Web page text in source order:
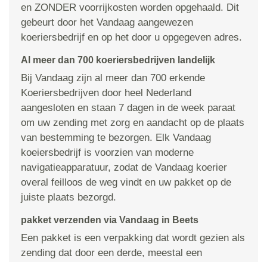
en ZONDER voorrijkosten worden opgehaald. Dit
gebeurt door het Vandaag aangewezen
koeriersbedrijf en op het door u opgegeven adres.
Al meer dan 700 koeriersbedrijven landelijk
Bij Vandaag zijn al meer dan 700 erkende
Koeriersbedrijven door heel Nederland
aangesloten en staan 7 dagen in de week paraat
om uw zending met zorg en aandacht op de plaats
van bestemming te bezorgen. Elk Vandaag
koeiersbedrijf is voorzien van moderne
navigatieapparatuur, zodat de Vandaag koerier
overal feilloos de weg vindt en uw pakket op de
juiste plaats bezorgd.
pakket verzenden via Vandaag in Beets
Een pakket is een verpakking dat wordt gezien als
zending dat door een derde, meestal een